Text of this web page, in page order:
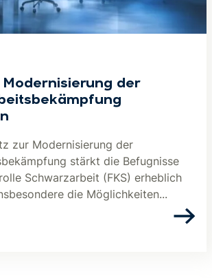
der
zur Modernisierung der
stärkt die Befugnisse
Schwarzarbeit (FKS) erheblich
die Möglichkeiten...